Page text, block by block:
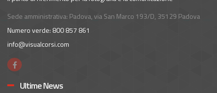
Sede amministrativa: Padova, via San Marco 193/D, 35129 Padova
Numero verde: 800 857 861
info@visualcorsi.com
Ultime News